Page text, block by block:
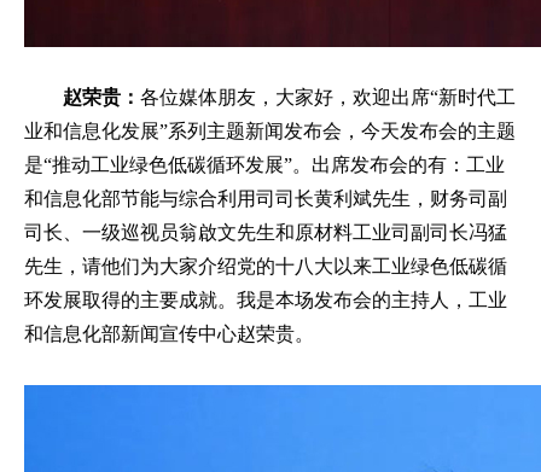
赵荣贵： 各位媒体朋友，大家好，欢迎出席“新时代工
业和信息化发展”系列主题新闻发布会，今天发布会的主题
是“推动工业绿色低碳循环发展”。出席发布会的有：工业
和信息化部节能与综合利用司司长黄利斌先生，财务司副
司长、一级巡视员翁啟文先生和原材料工业司副司长冯猛
先生，请他们为大家介绍党的十八大以来工业绿色低碳循
环发展取得的主要成就。我是本场发布会的主持人，工业
和信息化部新闻宣传中心赵荣贵。